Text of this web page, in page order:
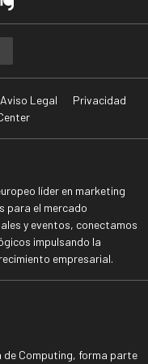
Aviso Legal
Privacidad
líder en marketing
para el mercado
y eventos, conectamos
impulsando la
empresarial.
de Computing, forma parte